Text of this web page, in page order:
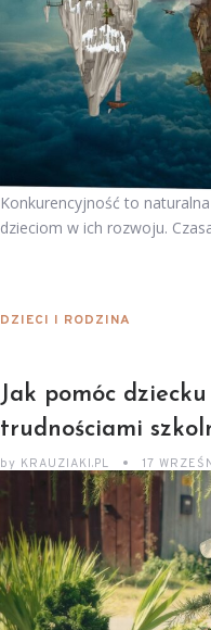
Konkurencyjność to
dzieciom w ich rozwoju.
DZIECI I RODZINA
Jak pomóc
trudnościami
by KRAUZIAKI.PL 17